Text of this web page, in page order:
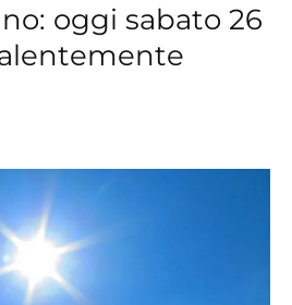
oggi sabato 26